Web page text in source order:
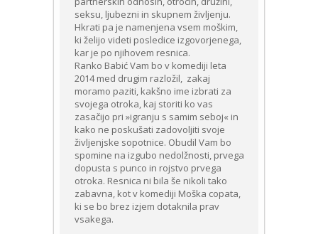
seksu, ljubezni in skupnem življenju.
Hkrati pa je namenjena vsem moškim,
ki želijo videti posledice izgovorjenega,
kar je po njihovem resnica.
Ranko Babić Vam bo v komediji leta
2014 med drugim razložil, zakaj
moramo paziti, kakšno ime izbrati za
svojega otroka, kaj storiti ko vas
zasačijo pri »igranju s samim seboj« in
kako ne poskušati zadovoljiti svoje
življenjske sopotnice. Obudil Vam bo
spomine na izgubo nedolžnosti, prvega
dopusta s punco in rojstvo prvega
otroka. Resnica ni bila še nikoli tako
zabavna, kot v komediji Moška copata,
ki se bo brez izjem dotaknila prav
vsakega.